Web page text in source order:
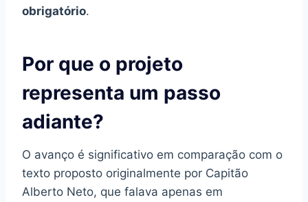
obrigatório.
Por que o projeto
representa um passo
adiante?
O avanço é significativo em comparação com o
texto proposto originalmente por Capitão
Alberto Neto, que falava apenas em